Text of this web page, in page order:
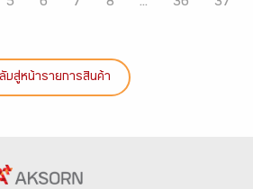
5 6 7 8 ... 36 37
บสู่หน้ารายการสินค้า